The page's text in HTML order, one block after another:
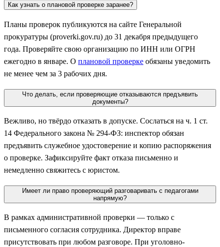
Как узнать о плановой проверке заранее?
Планы проверок публикуются на сайте Генеральной
прокуратуры (proverki.gov.ru) до 31 декабря предыдущего
года. Проверяйте свою организацию по ИНН или ОГРН
ежегодно в январе. О плановой проверке обязаны уведомить
не менее чем за 3 рабочих дня.
Что делать, если проверяющие отказываются предъявить
документы?
Вежливо, но твёрдо отказать в допуске. Сослаться на ч. 1 ст.
14 Федерального закона № 294-ФЗ: инспектор обязан
предъявить служебное удостоверение и копию распоряжения
о проверке. Зафиксируйте факт отказа письменно и
немедленно свяжитесь с юристом.
Имеет ли право проверяющий разговаривать с педагогами
напрямую?
В рамках административной проверки — только с
письменного согласия сотрудника. Директор вправе
присутствовать при любом разговоре. При уголовно-